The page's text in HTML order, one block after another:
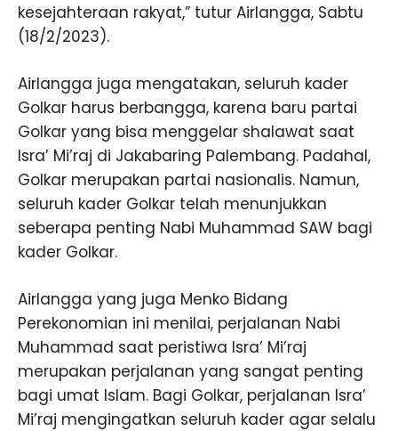
kesejahteraan rakyat,” tutur Airlangga, Sabtu
(18/2/2023).
Airlangga juga mengatakan, seluruh kader
Golkar harus berbangga, karena baru partai
Golkar yang bisa menggelar shalawat saat
Isra’ Mi’raj di Jakabaring Palembang. Padahal,
Golkar merupakan partai nasionalis. Namun,
seluruh kader Golkar telah menunjukkan
seberapa penting Nabi Muhammad SAW bagi
kader Golkar.
Airlangga yang juga Menko Bidang
Perekonomian ini menilai, perjalanan Nabi
Muhammad saat peristiwa Isra’ Mi’raj
merupakan perjalanan yang sangat penting
bagi umat Islam. Bagi Golkar, perjalanan Isra’
Mi’raj mengingatkan seluruh kader agar selalu